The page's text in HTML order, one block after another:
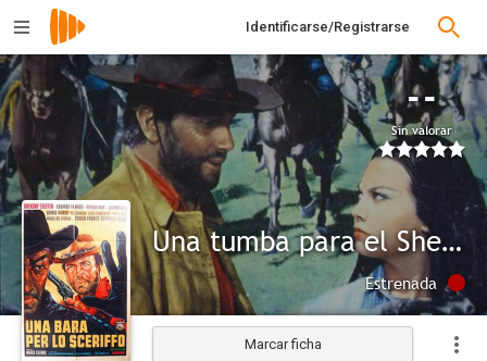
Identificarse/Registrarse
--
Sin valorar
Una tumba para el Sheriff
Estrenada
Marcar ficha